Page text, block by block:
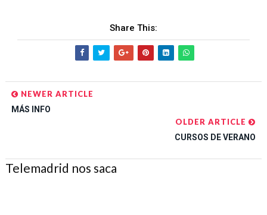
Share This:
NEWER ARTICLE
MÁS INFO
OLDER ARTICLE
CURSOS DE VERANO
Telemadrid nos saca